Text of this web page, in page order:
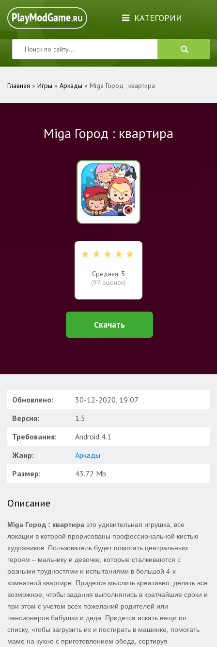
КАТЕГОРИИ
Главная » Игры » Аркады » Miga Город : квартира
Miga Город : квартира
Средняя: 5
(97 оценок)
Скачать
Обновлено:
30-12-2020, 19:07
Версия:
1.5
Требования:
Android 4.1
Жанр:
Аркады
Размер:
43.72 Mb
Описание
Miga Город : квартира это удивительная игрушка, все
локации в которой прорисованы профессиональной кистью
художников. Пользователь будет помогать центральным
героям – мальчику и девочке, которые сталкиваются с
разными трудностями и испытаниями в большой 4-х
комнатной квартире. Придется мыслить креативно, делать все
возможное, чтобы задания выполнялись в кратчайшие сроки и
при этом с учетом всех пожеланий родителей или
пенсионеров бабушки и деда. Придется искать вещи по
списку, чтобы загрузить их и постирать в машинке, помогать
маме на кухне с приготовлением обеда, сортируя